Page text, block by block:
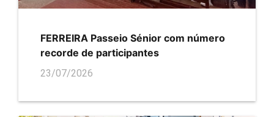
FERREIRA Passeio Sénior com número
recorde de participantes
23/07/2026